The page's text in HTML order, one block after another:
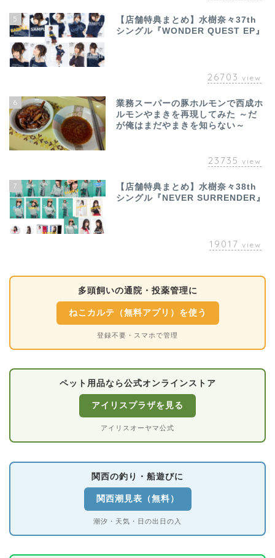
5
【店舗特典まとめ】水樹奈々37th
シングル『WONDER QUEST EP』
26703 view
6
業務スーパーの豚ホルモンで西成ホ
ルモンやまきを再現してみた ～だ
が俺はまだやまきを知らない～
23735 view
7
【店舗特典まとめ】水樹奈々38th
シングル『NEVER SURRENDER』
19017 view
多頭飼いの通院・投薬管理に
ねこカルテ（無料アプリ）を使う
登録不要・スマホで管理
ペット用品なら公式オンラインストア
アイリスプラザを見る
アイリスオーヤマ公式
関西の釣り・船遊びに
関西潮見表（無料）
潮汐・天気・日の出日の入